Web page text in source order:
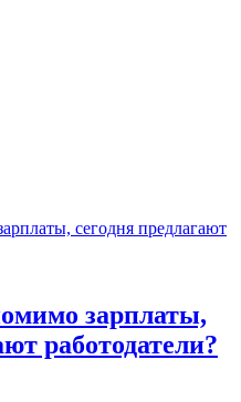
зарплаты,
работодатели?